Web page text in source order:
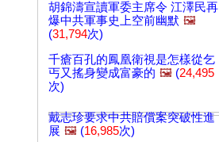
胡錦濤宣讀軍委主席令 江澤民再
爆中共軍事史上空前幽默 🖼️
(31,794次)
千瘡百孔的鳳凰衛視是怎樣從乞
丐又搖身變成富豪的 🖼️ (24,495
次)
戴志珍要求中共賠償案突破性進
展 🖼️ (16,985次)